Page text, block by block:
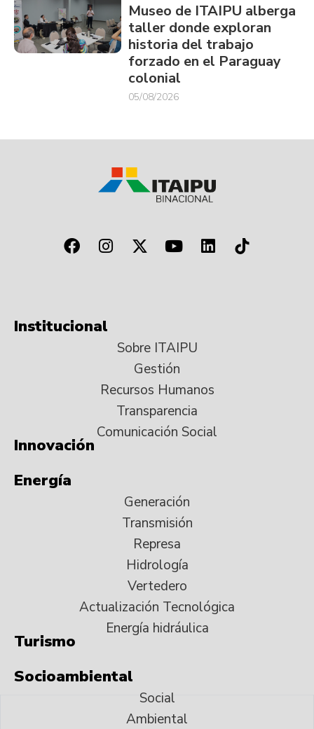
Museo de ITAIPU alberga
taller donde exploran
historia del trabajo
forzado en el Paraguay
colonial
05/08/2026
Institucional
Sobre ITAIPU
Gestión
Recursos Humanos
Transparencia
Comunicación Social
Innovación
Energía
Generación
Transmisión
Represa
Hidrología
Vertedero
Actualización Tecnológica
Energía hidráulica
Turismo
Socioambiental
Social
Ambiental